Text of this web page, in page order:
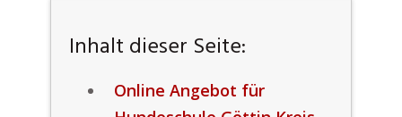
Inhalt dieser Seite:
Online Angebot für